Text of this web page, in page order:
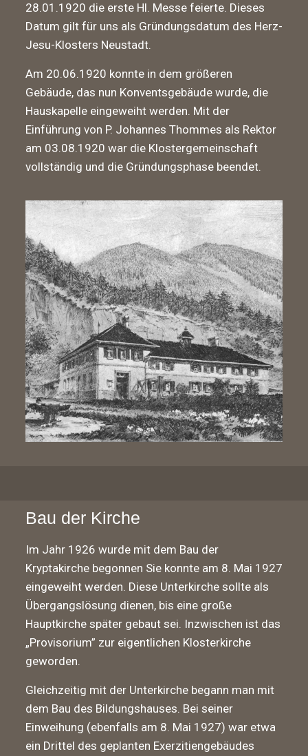
28.01.1920 die erste Hl. Messe feierte. Dieses
Datum gilt für uns als Gründungs­datum des Herz-
Jesu-Klosters Neustadt.
Am 20.06.1920 konnte in dem größeren
Gebäude, das nun Konventsgebäude wurde, die
Hauskapelle eingeweiht werden. Mit der
Einführung von P. Johannes Thommes als Rektor
am 03.08.1920 war die Klostergemeinschaft
vollständig und die Gründungsphase beendet.
Bau der Kirche
Im Jahr 1926 wurde mit dem Bau der
Kryptakirche begonnen Sie konnte am 8. Mai 1927
eingeweiht werden. Diese Unterkirche sollte als
Übergangslösung dienen, bis eine große
Hauptkirche später gebaut sei. Inzwischen ist das
„Provisorium” zur eigentlichen Klosterkirche
geworden.
Gleichzeitig mit der Unterkirche begann man mit
dem Bau des Bildungshauses. Bei seiner
Einweihung (ebenfalls am 8. Mai 1927) war etwa
ein Drittel des geplanten Exerzitiengebäudes